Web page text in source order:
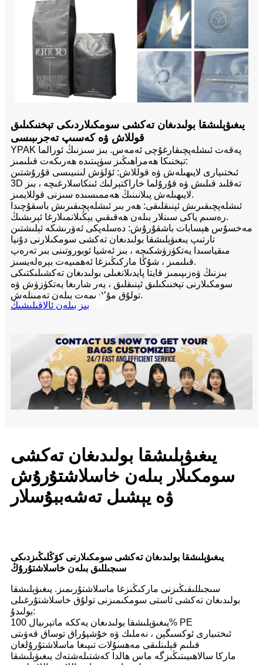
يىغىۋېلىشقا بولىدىغان تەكشى سومكىلاردىكى تېخنىكىلىق
قوللاش ۋە كەسىپ تەجرىبىسى
YPAK پەقەت ئىشلەپچىقارغۇچى ئەمەس. بىز سىزنىڭ ئورالما
تېخنىكا ھەمراھىڭىز سۈپىتىدە ھەرىكەت قىلىمىز:
ئىختىيارى لايىھىلەش ۋە قوللاش: ئۆلۈش لىنىيىسى قۇرۇشتىن
3D تەقلىد قىلىش ۋە قۇرۇلما خاراكتېرلىك ئىنكاسلارغىچە ، بىز
لايىھىلەش پىلانىنىڭ ھەممىسىدە سىزنى قوللايمىز.
ئىشلەپچىقىرىش ئېنىقلىقى: ھەر بىر ئىشلەپچىقىرىش باسقۇچىدا
رەسىم ياكى سىنلار بىلەن ھەقىقىي يېڭىلانمىلارغا ئېرىشىڭ.
مەخسۇس ھېسابات باشقۇرۇش: دەسلەپكى ئەۋرىشكە ئېلىشتىن
تارتىپ يىغىۋېلىشقا بولىدىغان تەكشى سومكىلارنى دۇنيا
مىقياسىدا يەتكۈزۈشكىچە ، بىز ئەشيا ئوبوروتىنى بىر تەرەپ
قىلىمىز ، شۇڭا ماركىڭىزغا ئەھمىيەت بېرەلەيسىز.
بىزنىڭ ۋەزىپىمىز قايتا پايدىلانغىلى بولىدىغان تەكشىلىكتىكى
سومكىلارنى تېخنىكىلىق ئېنىقلىق ، يەر شارىغا يەتكۈزۈش ۋە
تولۇق مۇلازىمەت بىلەن تەمىنلەش.
بىز بىلەن ئالاقىلىشىڭ
يىغىۋېلىشقا بولىدىغان تەكشى
سومكىلار بىلەن خاسلاشتۇرۇش
ۋە يېشىل تەشەببۇسلار
يىغىۋېلىشقا بولىدىغان تەكشى سومكىلارنى كۆڭلىڭىزدىكى
سىجىللىق بىلەن خاسلاشتۇرۇڭ
سىجىللىقىڭىزنى ماركىڭىزغا ماسلاشتۇرىمىز. يىغىۋېلىشقا
بولىدىغان تەكشى ئاستى سومكىمىزنى تولۇق خاسلاشتۇرغىلى
بولىدۇ:
يىغىۋېلىشقا بولىدىغان يەككە ماتېرىيال 100% PE
ئىختىيارى ئوكسىگېن ، نەملىك ۋە خۇشپۇراق توساق قەۋىتى
فىلىم قېلىنلىقى مەھسۇلات تىپىغا ماسلاشتۇرۇلغان
ماركا سالاھىيىتىڭىزگە ماس ھالدا كەشتىلەشتەك يىغىۋېلىشقا